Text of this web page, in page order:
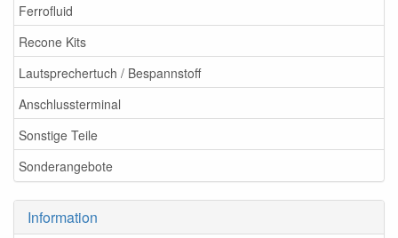
Ferrofluid
Recone Kits
Lautsprechertuch / Bespannstoff
Anschlussterminal
Sonstige Teile
Sonderangebote
Information